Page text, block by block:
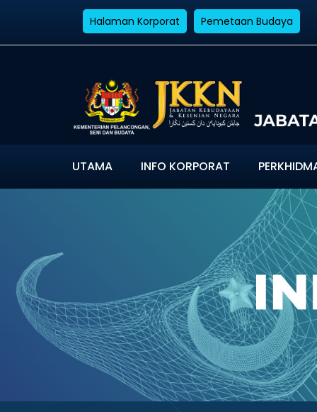
Halaman Korporat Pemetaan Budaya
UTAMA INFO KORPORAT